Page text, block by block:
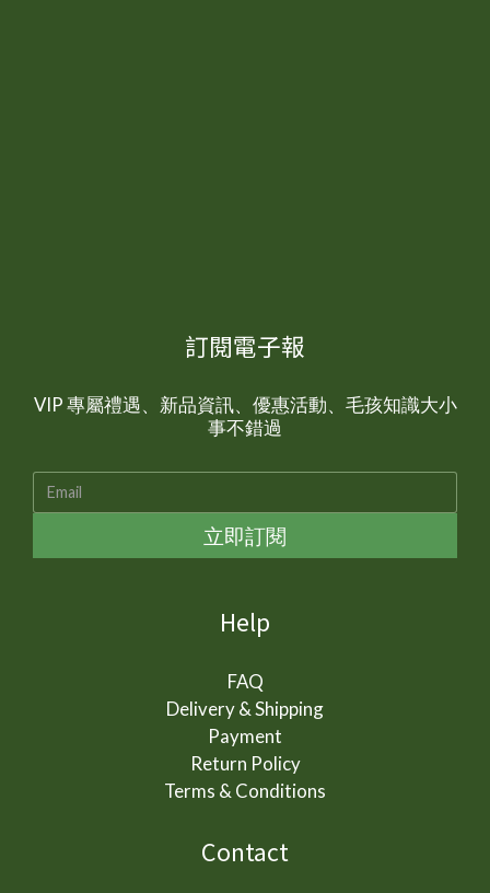
訂閱電子報
VIP 專屬禮遇、新品資訊、優惠活動、毛孩知識大小
事不錯過
立即訂閱
Help
FAQ
Delivery & Shipping
Payment
Return Policy
Terms & Conditions
Contact